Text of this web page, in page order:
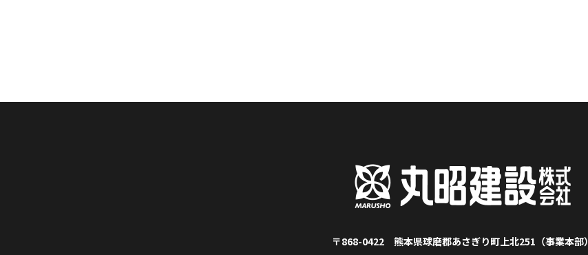
〒868-0422 熊本県球磨郡あさぎり町上北251（事業本部）